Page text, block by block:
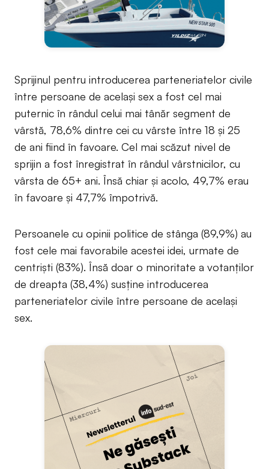
Sprijinul pentru introducerea parteneriatelor civile
între persoane de același sex a fost cel mai
puternic în rândul celui mai tânăr segment de
vârstă, 78,6% dintre cei cu vârste între 18 și 25
de ani fiind în favoare. Cel mai scăzut nivel de
sprijin a fost înregistrat în rândul vârstnicilor, cu
vârsta de 65+ ani. Însă chiar și acolo, 49,7% erau
în favoare și 47,7% împotrivă.
Persoanele cu opinii politice de stânga (89,9%) au
fost cele mai favorabile acestei idei, urmate de
centriști (83%). Însă doar o minoritate a votanților
de dreapta (38,4%) susține introducerea
parteneriatelor civile între persoane de același
sex.